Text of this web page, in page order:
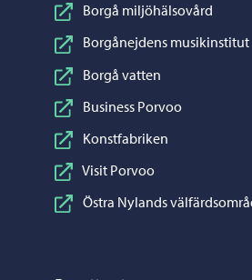
Borgå miljöhälsovård
Borgånejdens musikinstitut
Borgå vatten
Business Porvoo
Konstfabriken
Visit Porvoo
Östra Nylands